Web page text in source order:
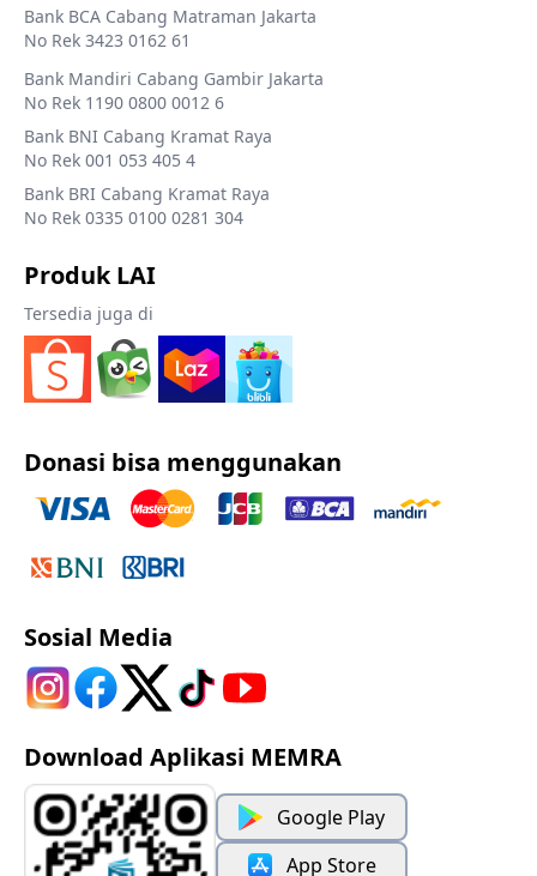
Bank BCA Cabang Matraman Jakarta
No Rek 3423 0162 61
Bank Mandiri Cabang Gambir Jakarta
No Rek 1190 0800 0012 6
Bank BNI Cabang Kramat Raya
No Rek 001 053 405 4
Bank BRI Cabang Kramat Raya
No Rek 0335 0100 0281 304
Produk LAI
Tersedia juga di
Donasi bisa menggunakan
Sosial Media
Download Aplikasi MEMRA
Google Play
App Store